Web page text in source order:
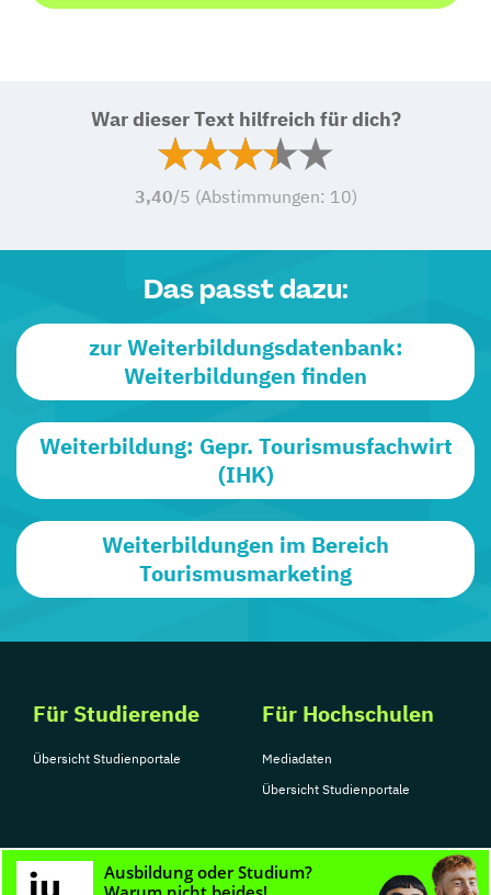
War dieser Text hilfreich für dich?
3,40/5 (Abstimmungen: 10)
Das passt dazu:
zur Weiterbildungsdatenbank:
Weiterbildungen finden
Weiterbildung: Gepr. Tourismusfachwirt
(IHK)
Weiterbildungen im Bereich
Tourismusmarketing
Für Studierende
Übersicht Studienportale
Für Hochschulen
Mediadaten
Übersicht Studienportale
Relevante Portale Folge uns auf